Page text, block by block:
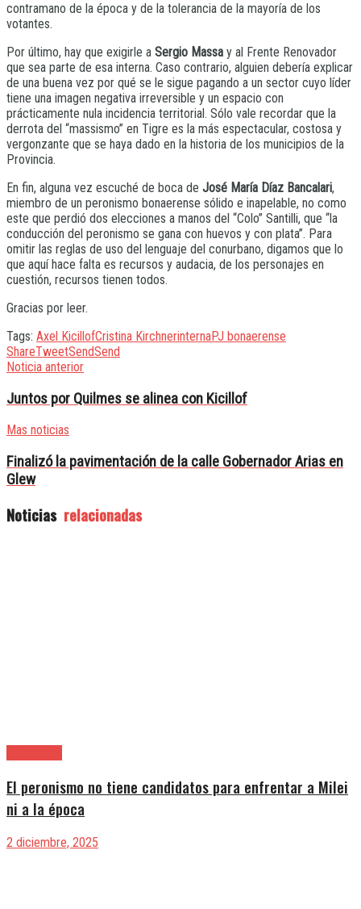
contramano de la época y de la tolerancia de la mayoría de los
votantes.
Por último, hay que exigirle a Sergio Massa y al Frente Renovador
que sea parte de esa interna. Caso contrario, alguien debería explicar
de una buena vez por qué se le sigue pagando a un sector cuyo líder
tiene una imagen negativa irreversible y un espacio con
prácticamente nula incidencia territorial. Sólo vale recordar que la
derrota del “massismo” en Tigre es la más espectacular, costosa y
vergonzante que se haya dado en la historia de los municipios de la
Provincia.
En fin, alguna vez escuché de boca de José María Díaz Bancalari,
miembro de un peronismo bonaerense sólido e inapelable, no como
este que perdió dos elecciones a manos del “Colo” Santilli, que “la
conducción del peronismo se gana con huevos y con plata”. Para
omitir las reglas de uso del lenguaje del conurbano, digamos que lo
que aquí hace falta es recursos y audacia, de los personajes en
cuestión, recursos tienen todos.
Gracias por leer.
Tags: Axel KicillofCristina KirchnerinternaPJ bonaerense
ShareTweetSendSend
Noticia anterior
Juntos por Quilmes se alinea con Kicillof
Mas noticias
Finalizó la pavimentación de la calle Gobernador Arias en
Glew
Noticias relacionadas
El peronismo no tiene candidatos para enfrentar a Milei
ni a la época
2 diciembre, 2025